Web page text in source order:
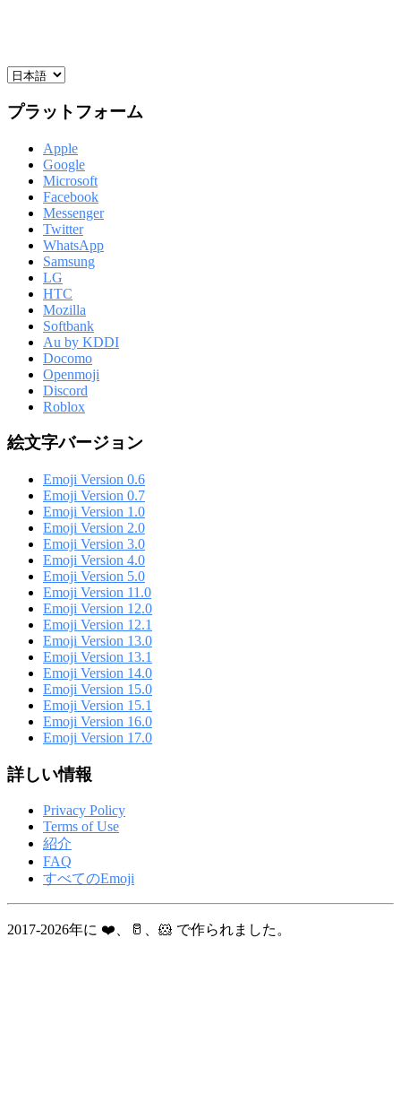
プラットフォーム
Apple
Google
Microsoft
Facebook
Messenger
Twitter
WhatsApp
Samsung
LG
HTC
Mozilla
Softbank
Au by KDDI
Docomo
Openmoji
Discord
Roblox
絵文字バージョン
Emoji Version 0.6
Emoji Version 0.7
Emoji Version 1.0
Emoji Version 2.0
Emoji Version 3.0
Emoji Version 4.0
Emoji Version 5.0
Emoji Version 11.0
Emoji Version 12.0
Emoji Version 12.1
Emoji Version 13.0
Emoji Version 13.1
Emoji Version 14.0
Emoji Version 15.0
Emoji Version 15.1
Emoji Version 16.0
Emoji Version 17.0
詳しい情報
Privacy Policy
Terms of Use
紹介
FAQ
すべてのEmoji
2017-2026年に ❤️、🥛、🐹 で作られました。